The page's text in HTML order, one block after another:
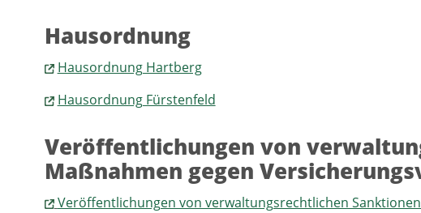
Hausordnung
Hausordnung Hartberg
Hausordnung Fürstenfeld
Veröffentlichungen von
Maßnahmen gegen
Veröffentlichungen von verwaltungsrechtlichen